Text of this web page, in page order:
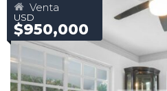
Venta
USD
$950,000